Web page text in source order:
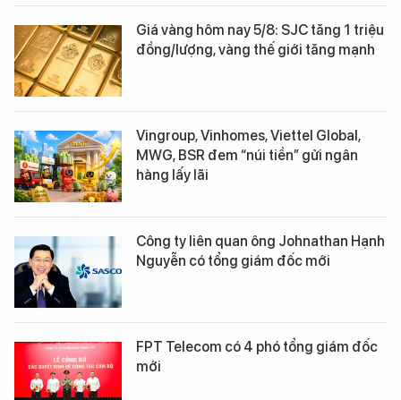
Giá vàng hôm nay 5/8: SJC tăng 1 triệu
đồng/lượng, vàng thế giới tăng mạnh
Vingroup, Vinhomes, Viettel Global,
MWG, BSR đem “núi tiền” gửi ngân
hàng lấy lãi
Công ty liên quan ông Johnathan Hạnh
Nguyễn có tổng giám đốc mới
FPT Telecom có 4 phó tổng giám đốc
mới